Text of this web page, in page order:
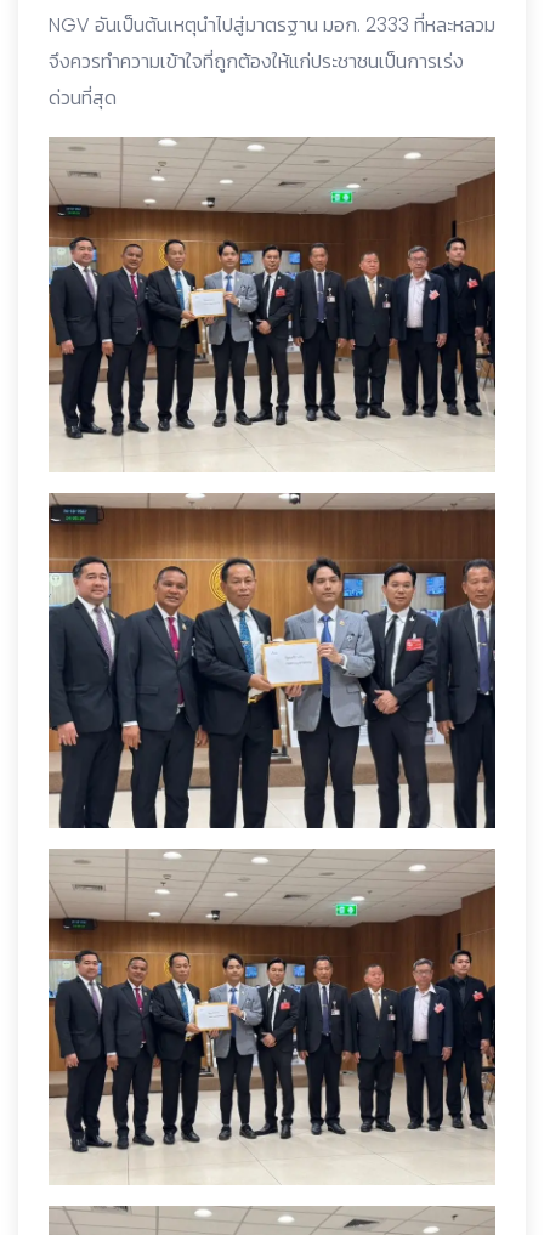
NGV อันเป็นต้นเหตุนำไปสู่มาตรฐาน มอก. 2333 ที่หละหลวม
จึงควรทำความเข้าใจที่ถูกต้องให้แก่ประชาชนเป็นการเร่ง
ด่วนที่สุด